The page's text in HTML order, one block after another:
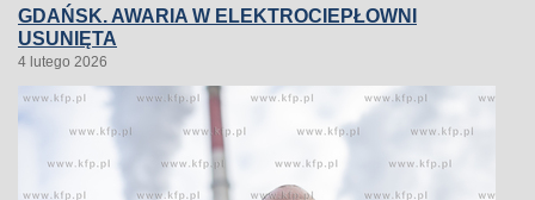
GDAŃSK. AWARIA W ELEKTROCIEPŁOWNI
USUNIĘTA
4 lutego 2026